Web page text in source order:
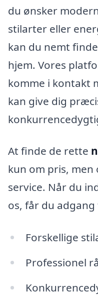
du ønsker
stilarter eller
kan du nemt
hjem. Vores
komme i kontakt
kan give dig
At finde de rette
kun om pris, men
service. Når du
os, får du adgang
Forskellige
Professionel